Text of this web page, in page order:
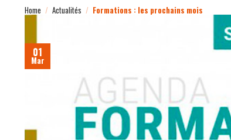
Home / Actualités / Formations : les prochains mois
01
Mar